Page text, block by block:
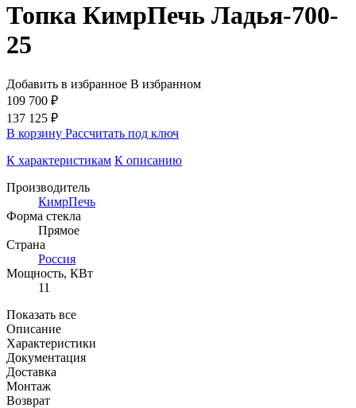
Топка КимрПечь Ладья-700-
25
Добавить в избранное В избранном
109 700 ₽
137 125 ₽
В корзину Рассчитать под ключ
К характеристикам К описанию
Производитель
КимрПечь
Форма стекла
Прямое
Страна
Россия
Мощность, КВт
11
Показать все
Описание
Характеристики
Документация
Доставка
Монтаж
Возврат